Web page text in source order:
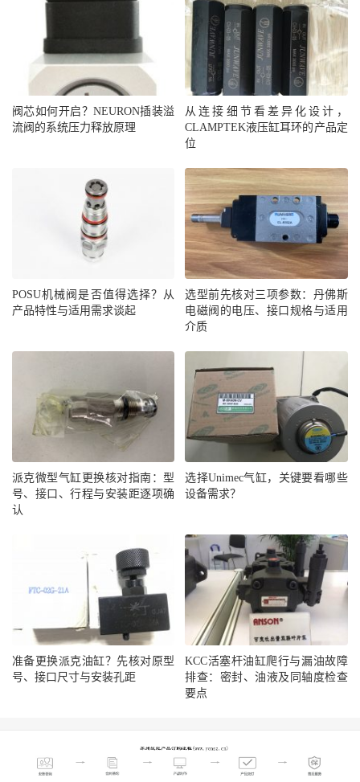
阀芯如何开启？NEURON插装溢
流阀的系统压力释放原理
从连接细节看差异化设计，
CLAMPTEK液压缸耳环的产品定
位
POSU机械阀是否值得选择？从
产品特性与适用需求谈起
选型前先核对三项参数：丹佛斯
电磁阀的电压、接口规格与适用
介质
派克微型气缸更换核对指南：型
号、接口、行程与安装距逐项确
认
选择Unimec气缸，关键要看哪些
设备需求？
准备更换派克油缸？先核对原型
号、接口尺寸与安装孔距
KCC活塞杆油缸爬行与漏油故障
排查：密封、油液及同轴度检查
要点